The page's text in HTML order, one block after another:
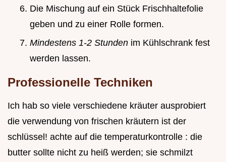
Die Mischung auf ein Stück Frischhaltefolie
geben und zu einer Rolle formen.
Mindestens 1-2 Stunden im Kühlschrank fest
werden lassen.
Professionelle Techniken
Ich hab so viele verschiedene kräuter ausprobiert
die verwendung von frischen kräutern ist der
schlüssel! achte auf die temperaturkontrolle : die
butter sollte nicht zu heiß werden; sie schmilzt